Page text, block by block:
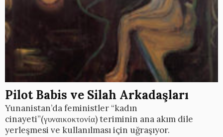
Pilot Babis ve Silah Arkadaşları
Yunanistan’da feministler “kadın
cinayeti”(γυναικοκτονία) teriminin ana akım dile
yerleşmesi ve kullanılması için uğraşıyor.